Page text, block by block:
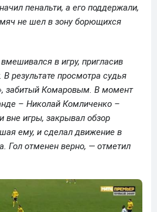
пенальти, а его поддержали,
не шел в зону борющихся
в игру, пригласив
результате просмотра судья
забитый Комаровым. В момент
– Николай Комличенко –
вне игры, закрывал обзор
ему, и сделал движение в
Гол отменен верно, — отметил